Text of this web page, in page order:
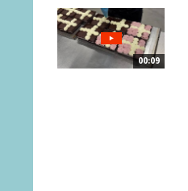
00:09